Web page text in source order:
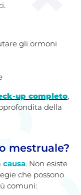
gli ormoni
up completo,
della
mestruale?
causa. Non esiste
che possono
comuni: